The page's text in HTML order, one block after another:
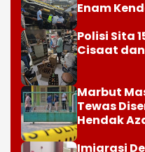
Maroko
Migran